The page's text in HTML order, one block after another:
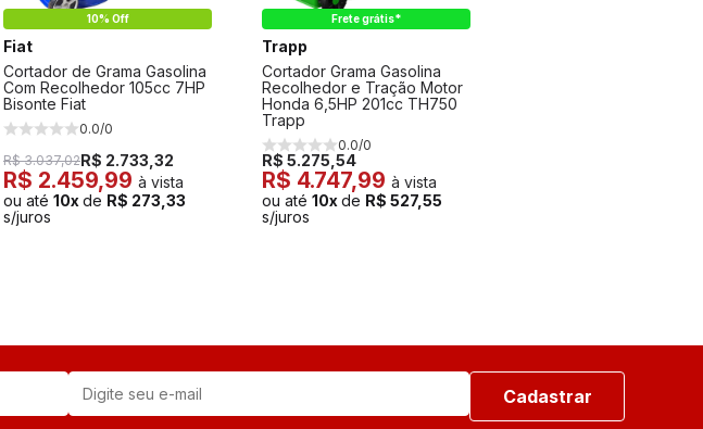
10% Off
Fiat
Cortador de Grama Gasolina
Com Recolhedor 105cc 7HP
Bisonte Fiat
0.0/0
R$ 3.037,02R$ 2.733,32
R$ 2.459,99 à vista
ou até 10x de R$ 273,33
s/juros
Frete grátis*
Trapp
Cortador Grama Gasolina
Recolhedor e Tração Motor
Honda 6,5HP 201cc TH750
Trapp
0.0/0
R$ 5.275,54
R$ 4.747,99 à vista
ou até 10x de R$ 527,55
s/juros
Cadastrar